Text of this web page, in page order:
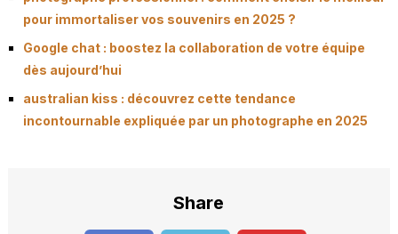
pour immortaliser vos souvenirs en 2025 ?
Google chat : boostez la collaboration de votre équipe
dès aujourd’hui
australian kiss : découvrez cette tendance
incontournable expliquée par un photographe en 2025
Share